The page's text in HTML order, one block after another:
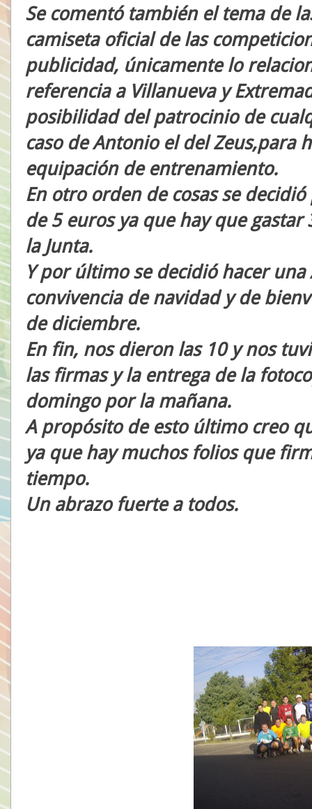
Se comentó también el tema de
camiseta oficial de las
publicidad, únicamente lo
referencia a Villanueva y
posibilidad del patrocinio de
caso de Antonio el del Zeus,para
equipación de entrenamiento.
En otro orden de cosas se
de 5 euros ya que hay que
la Junta.
Y por último se decidió hacer
convivencia de navidad y de
de diciembre.
En fin, nos dieron las 10 y nos
las firmas y la entrega de la
domingo por la mañana.
A propósito de esto último creo
ya que hay muchos folios que
tiempo.
Un abrazo fuerte a todos.